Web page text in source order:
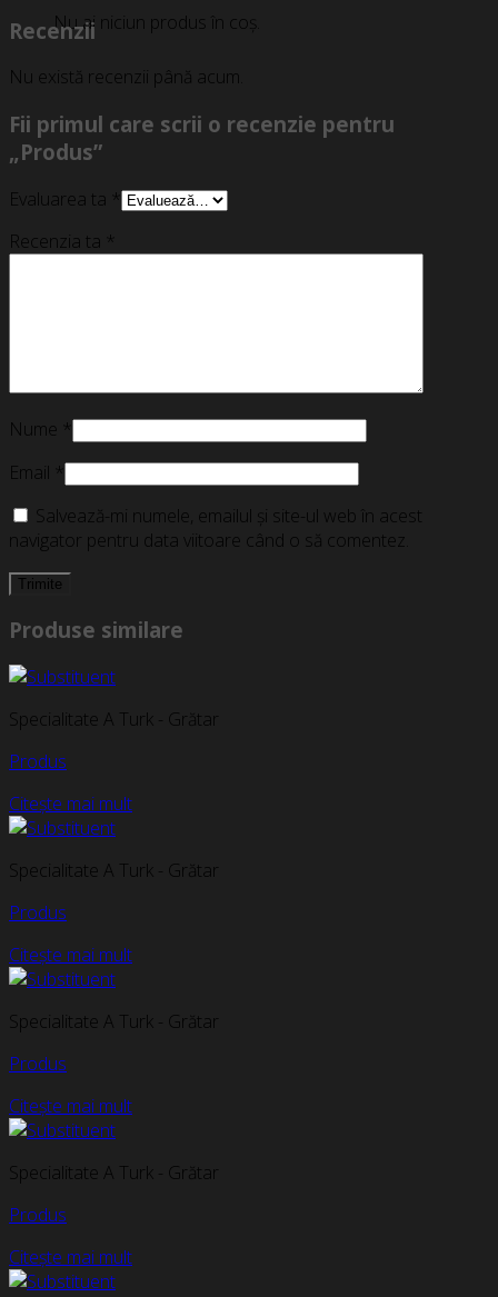
Nu ai niciun produs în coș.
Recenzii
Nu există recenzii până acum.
Fii primul care scrii o recenzie pentru
„Produs”
Evaluarea ta *
Recenzia ta *
Nume *
Email *
Salvează-mi numele, emailul și site-ul web în acest
navigator pentru data viitoare când o să comentez.
Produse similare
Specialitate A Turk - Grătar
Produs
Citește mai mult
Specialitate A Turk - Grătar
Produs
Citește mai mult
Specialitate A Turk - Grătar
Produs
Citește mai mult
Specialitate A Turk - Grătar
Produs
Citește mai mult